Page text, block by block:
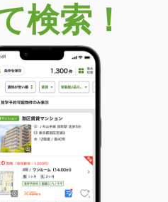
検索！